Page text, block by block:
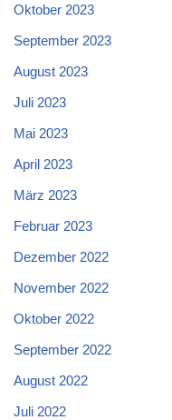
Oktober 2023
September 2023
August 2023
Juli 2023
Mai 2023
April 2023
März 2023
Februar 2023
Dezember 2022
November 2022
Oktober 2022
September 2022
August 2022
Juli 2022